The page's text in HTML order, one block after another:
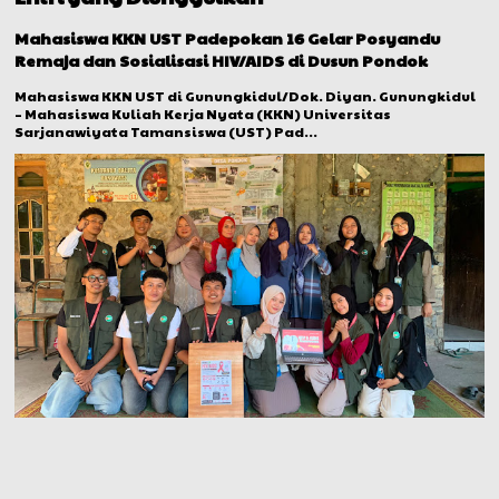
Mahasiswa KKN UST Padepokan 16 Gelar Posyandu
Remaja dan Sosialisasi HIV/AIDS di Dusun Pondok
Mahasiswa KKN UST di Gunungkidul/Dok. Diyan. Gunungkidul
– Mahasiswa Kuliah Kerja Nyata (KKN) Universitas
Sarjanawiyata Tamansiswa (UST) Pad...